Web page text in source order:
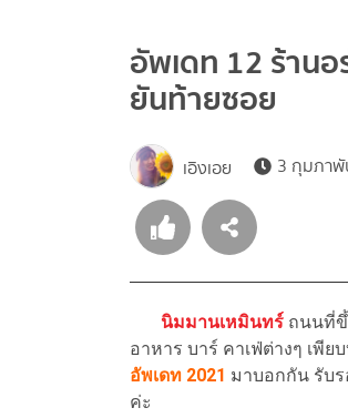
อัพเดท 12 ร้าน
ยันท้ายซอย
เอิงเอย 3 กุมภาพั
นิมมานเหมินทร์ ถนนที่
อาหาร บาร์ คาเฟ่ต่างๆ เพี
อัพเดท 2021 มาบอกกัน รับร
ค่ะ